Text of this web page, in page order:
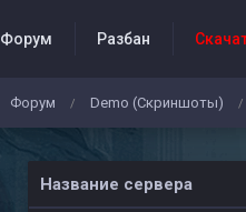
Форум Разбан
События проекта
Форум / Demo (Скриншоты) /
Название сервера